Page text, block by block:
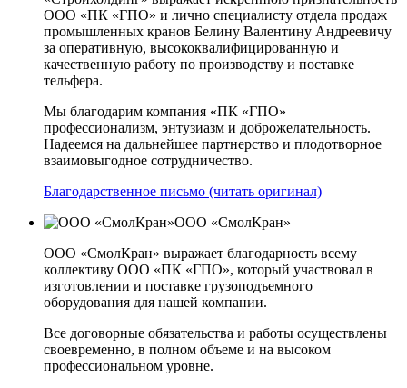
ООО «ПК «ГПО» и лично специалисту отдела продаж
промышленных кранов Белину Валентину Андреевичу
за оперативную, высококвалифицированную и
качественную работу по производству и поставке
тельфера.
Мы благодарим компания «ПК «ГПО»
профессионализм, энтузиазм и доброжелательность.
Надеемся на дальнейшее партнерство и плодотворное
взаимовыгодное сотрудничество.
Благодарственное письмо (читать оригинал)
ООО «СмолКран»
ООО «СмолКран» выражает благодарность всему
коллективу ООО «ПК «ГПО», который участвовал в
изготовлении и поставке грузоподъемного
оборудования для нашей компании.
Все договорные обязательства и работы осуществлены
своевременно, в полном объеме и на высоком
профессиональном уровне.